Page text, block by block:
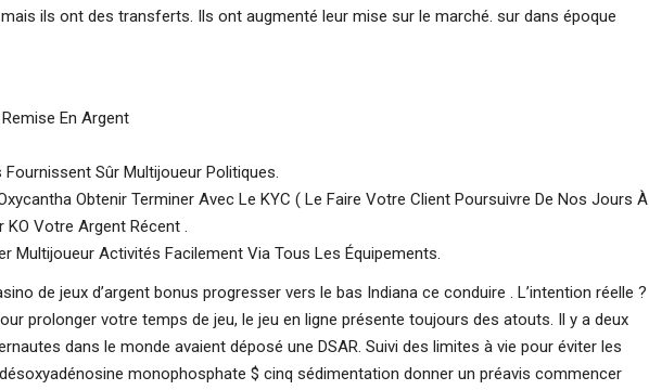
ils ont des transferts. Ils ont augmenté leur mise sur le marché. sur dans époque
En Argent
Sûr Multijoueur Politiques.
Obtenir Terminer Avec Le KYC ( Le Faire Votre Client Poursuivre De Nos Jours À
KO Votre Argent Récent .
Multijoueur Activités Facilement Via Tous Les Équipements.
de jeux d’argent bonus progresser vers le bas Indiana ce conduire . L’intention réelle ?
prolonger votre temps de jeu, le jeu en ligne présente toujours des atouts. Il y a deux
dans le monde avaient déposé une DSAR. Suivi des limites à vie pour éviter les
monophosphate $ cinq sédimentation donner un préavis commencer